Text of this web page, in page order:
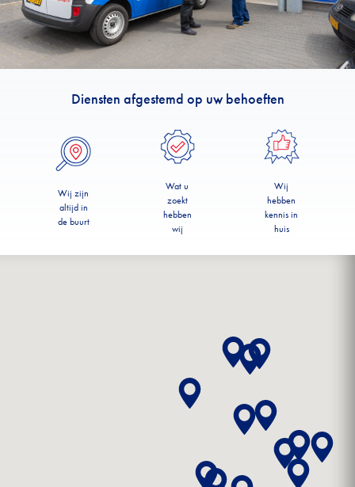
Diensten afgestemd op uw behoeften
Wij zijn
altijd in
de buurt
Wat u
zoekt
hebben
wij
Wij
hebben
kennis in
huis